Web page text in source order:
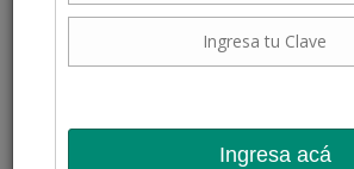
Ingresa acá